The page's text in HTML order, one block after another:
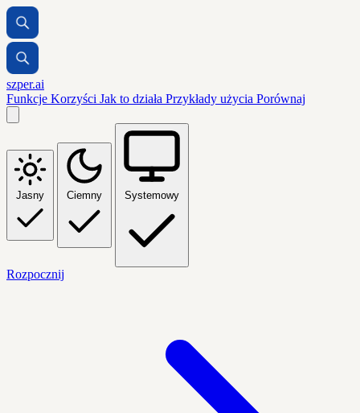
szper.ai
Funkcje Korzyści Jak to działa Przykłady użycia Porównaj
Jasny Ciemny Systemowy
Rozpocznij